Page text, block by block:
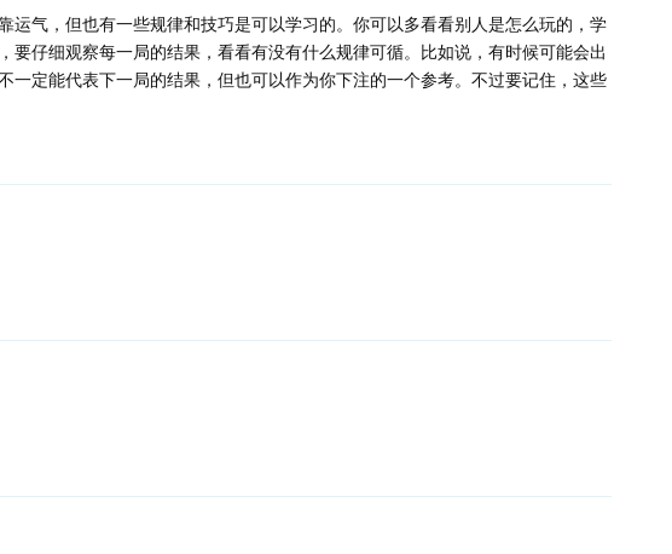
运气，但也有一些规律和技巧是可以学习的。你可以多看看别人是怎么玩的，学
要仔细观察每一局的结果，看看有没有什么规律可循。比如说，有时候可能会出
一定能代表下一局的结果，但也可以作为你下注的一个参考。不过要记住，这些